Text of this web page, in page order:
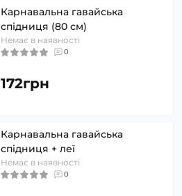
Карнавальна гавайська
спідниця (80 см)
Немає в наявності
0
172грн
Карнавальна гавайська
спідниця + леї
Немає в наявності
0